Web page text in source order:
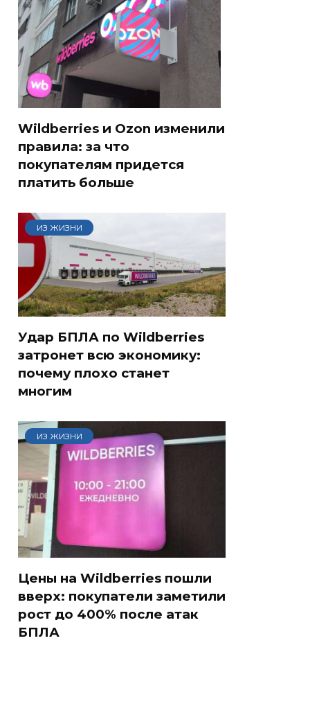
Wildberries и Ozon изменили
правила: за что
покупателям придется
платить больше
ИЗ ЖИЗНИ
Удар БПЛА по Wildberries
затронет всю экономику:
почему плохо станет
многим
ИЗ ЖИЗНИ
Цены на Wildberries пошли
вверх: покупатели заметили
рост до 400% после атак
БПЛА